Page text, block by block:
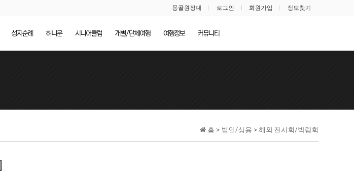
몽골원정대 로그인 회원가입 정보찾기
성지순례 허니문 시니어클럽 개별/단체여행 여행정보 커뮤니티
홈 > 법인/상용 > 해외 전시회/박람회